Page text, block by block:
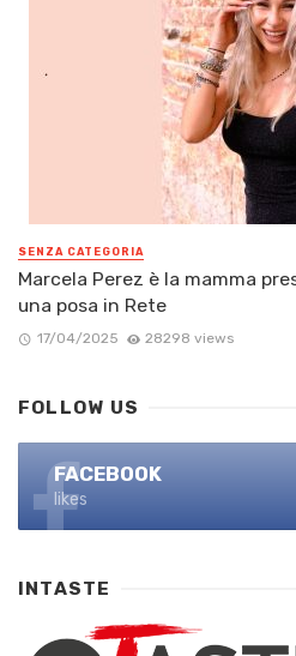
SENZA CATEGORIA
Marcela Perez è la mamma
una posa in Rete
17/04/2025 28298 views
FOLLOW US
FACEBOOK
likes
INTASTE